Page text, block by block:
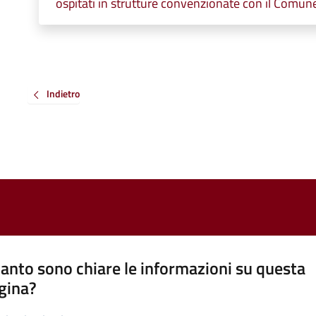
Indietro
sono chiare le informazioni su questa